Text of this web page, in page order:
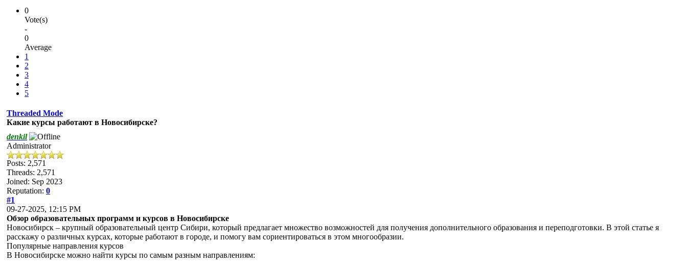
0
Vote(s)
-
0
Average
1
2
3
4
5
Threaded Mode
Какие курсы работают в Новосибирске?
denkil
Administrator
Posts: 2,571
Threads: 2,571
Joined: Sep 2023
Reputation: 0
#1
09-27-2025, 12:15 PM
Обзор образовательных программ и курсов в Новосибирске
Новосибирск – крупный образовательный центр Сибири, который предлагает множество возможностей для получения дополнительного образования и переподготовки. В этой статье я
расскажу о различных курсах, которые работают в городе, и помогу вам сориентироваться в этом многообразии.
Популярные направления курсов
В Новосибирске можно найти курсы по самым разным направлениям: